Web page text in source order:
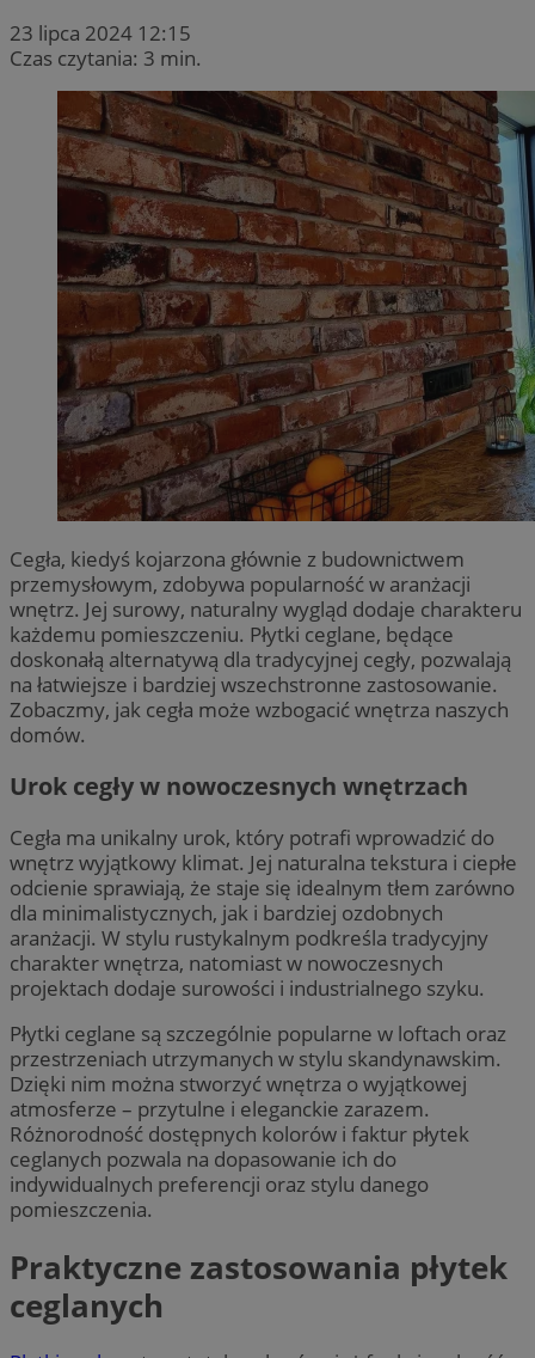
23 lipca 2024 12:15
Czas czytania: 3 min.
Cegła, kiedyś kojarzona głównie z budownictwem
przemysłowym, zdobywa popularność w aranżacji
wnętrz. Jej surowy, naturalny wygląd dodaje charakteru
każdemu pomieszczeniu. Płytki ceglane, będące
doskonałą alternatywą dla tradycyjnej cegły, pozwalają
na łatwiejsze i bardziej wszechstronne zastosowanie.
Zobaczmy, jak cegła może wzbogacić wnętrza naszych
domów.
Urok cegły w nowoczesnych wnętrzach
Cegła ma unikalny urok, który potrafi wprowadzić do
wnętrz wyjątkowy klimat. Jej naturalna tekstura i ciepłe
odcienie sprawiają, że staje się idealnym tłem zarówno
dla minimalistycznych, jak i bardziej ozdobnych
aranżacji. W stylu rustykalnym podkreśla tradycyjny
charakter wnętrza, natomiast w nowoczesnych
projektach dodaje surowości i industrialnego szyku.
Płytki ceglane są szczególnie popularne w loftach oraz
przestrzeniach utrzymanych w stylu skandynawskim.
Dzięki nim można stworzyć wnętrza o wyjątkowej
atmosferze – przytulne i eleganckie zarazem.
Różnorodność dostępnych kolorów i faktur płytek
ceglanych pozwala na dopasowanie ich do
indywidualnych preferencji oraz stylu danego
pomieszczenia.
Praktyczne zastosowania płytek
ceglanych